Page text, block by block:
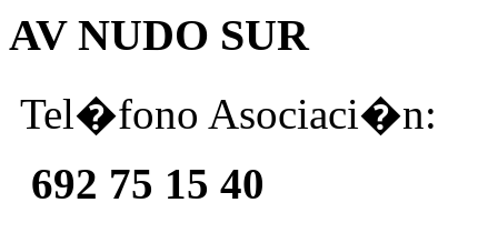
AV NUDO SUR
Tel�fono Asociaci�n:
692 75 15 40